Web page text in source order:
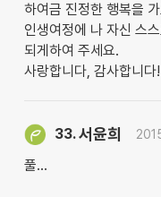
하여금 진정한 행복을
인생여정에 나 자신 스
되게하여 주세요.
사랑합니다, 감사합니다!
33.서윤희
풀...